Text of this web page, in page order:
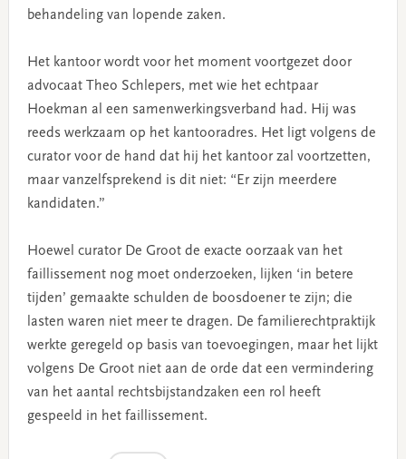
behandeling van lopende zaken.
Het kantoor wordt voor het moment voortgezet door
advocaat Theo Schlepers, met wie het echtpaar
Hoekman al een samenwerkingsverband had. Hij was
reeds werkzaam op het kantooradres. Het ligt volgens de
curator voor de hand dat hij het kantoor zal voortzetten,
maar vanzelfsprekend is dit niet: “Er zijn meerdere
kandidaten.”
Hoewel curator De Groot de exacte oorzaak van het
faillissement nog moet onderzoeken, lijken ‘in betere
tijden’ gemaakte schulden de boosdoener te zijn; die
lasten waren niet meer te dragen. De familierechtpraktijk
werkte geregeld op basis van toevoegingen, maar het lijkt
volgens De Groot niet aan de orde dat een vermindering
van het aantal rechtsbijstandzaken een rol heeft
gespeeld in het faillissement.